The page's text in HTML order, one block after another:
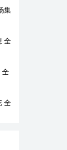
集
全
全
全